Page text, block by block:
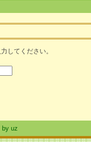
してください。
by uz